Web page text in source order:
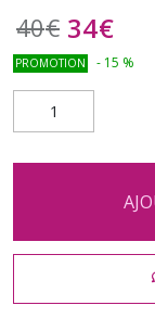
40€ 34€
PROMOTION - 15 %